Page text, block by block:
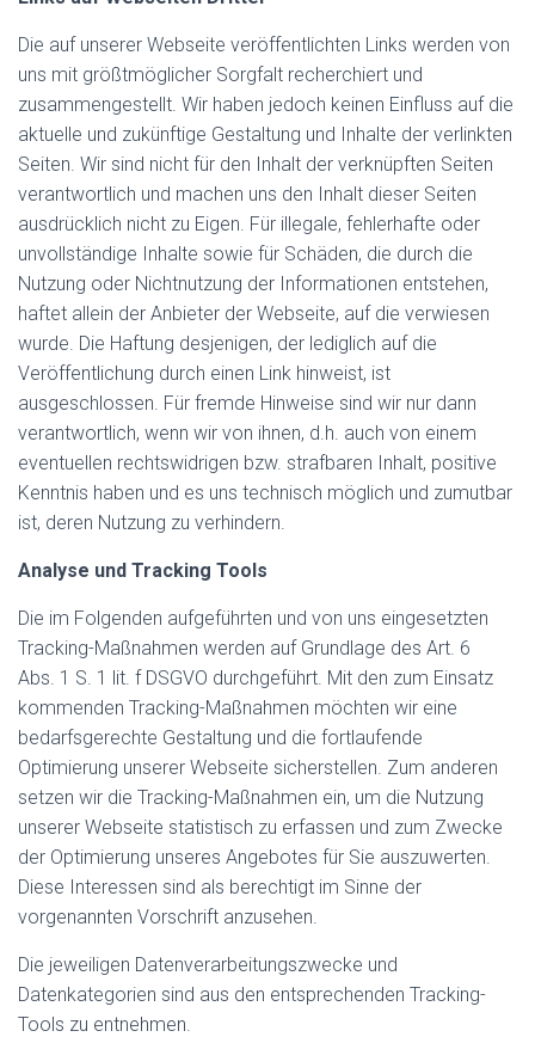
Die auf unserer Webseite veröffentlichten Links werden von
uns mit größtmöglicher Sorgfalt recherchiert und
zusammengestellt. Wir haben jedoch keinen Einfluss auf die
aktuelle und zukünftige Gestaltung und Inhalte der verlinkten
Seiten. Wir sind nicht für den Inhalt der verknüpften Seiten
verantwortlich und machen uns den Inhalt dieser Seiten
ausdrücklich nicht zu Eigen. Für illegale, fehlerhafte oder
unvollständige Inhalte sowie für Schäden, die durch die
Nutzung oder Nichtnutzung der Informationen entstehen,
haftet allein der Anbieter der Webseite, auf die verwiesen
wurde. Die Haftung desjenigen, der lediglich auf die
Veröffentlichung durch einen Link hinweist, ist
ausgeschlossen. Für fremde Hinweise sind wir nur dann
verantwortlich, wenn wir von ihnen, d.h. auch von einem
eventuellen rechtswidrigen bzw. strafbaren Inhalt, positive
Kenntnis haben und es uns technisch möglich und zumutbar
ist, deren Nutzung zu verhindern.
Analyse und Tracking Tools
Die im Folgenden aufgeführten und von uns eingesetzten
Tracking-Maßnahmen werden auf Grundlage des Art. 6
Abs. 1 S. 1 lit. f DSGVO durchgeführt. Mit den zum Einsatz
kommenden Tracking-Maßnahmen möchten wir eine
bedarfsgerechte Gestaltung und die fortlaufende
Optimierung unserer Webseite sicherstellen. Zum anderen
setzen wir die Tracking-Maßnahmen ein, um die Nutzung
unserer Webseite statistisch zu erfassen und zum Zwecke
der Optimierung unseres Angebotes für Sie auszuwerten.
Diese Interessen sind als berechtigt im Sinne der
vorgenannten Vorschrift anzusehen.
Die jeweiligen Datenverarbeitungszwecke und
Datenkategorien sind aus den entsprechenden Tracking-
Tools zu entnehmen.